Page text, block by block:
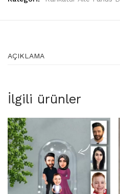
AÇIKLAMA
İlgili ürünler